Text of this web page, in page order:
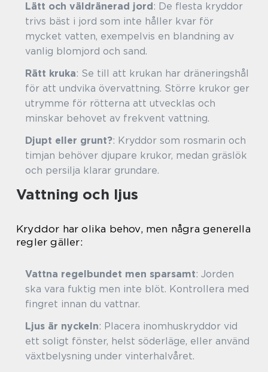
Lätt och väldränerad jord: De flesta kryddor
trivs bäst i jord som inte håller kvar för
mycket vatten, exempelvis en blandning av
vanlig blomjord och sand.
Rätt kruka: Se till att krukan har dräneringshål
för att undvika övervattning. Större krukor ger
utrymme för rötterna att utvecklas och
minskar behovet av frekvent vattning.
Djupt eller grunt?: Kryddor som rosmarin och
timjan behöver djupare krukor, medan gräslök
och persilja klarar grundare.
Vattning och ljus
Kryddor har olika behov, men några generella
regler gäller:
Vattna regelbundet men sparsamt: Jorden
ska vara fuktig men inte blöt. Kontrollera med
fingret innan du vattnar.
Ljus är nyckeln: Placera inomhuskryddor vid
ett soligt fönster, helst söderläge, eller använd
växtbelysning under vinterhalvåret.